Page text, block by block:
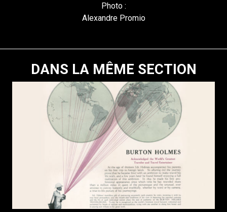
Photo :
Alexandre Promio
DANS LA MÊME SECTION